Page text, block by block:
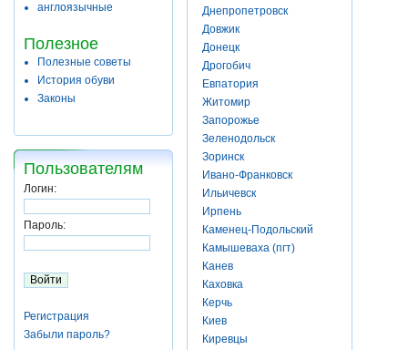
англоязычные
Полезное
Полезные советы
История обуви
Законы
Пользователям
Логин:
Пароль:
Регистрация
Забыли пароль?
Днепропетровск
Довжик
Донецк
Дрогобич
Евпатория
Житомир
Запорожье
Зеленодольск
Зоринск
Ивано-Франковск
Ильичевск
Ирпень
Каменец-Подольский
Камышеваха (пгт)
Канев
Каховка
Керчь
Киев
Киревцы